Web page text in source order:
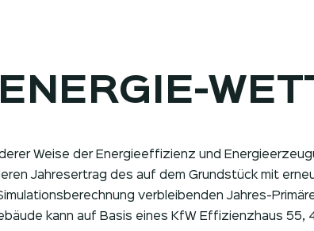
Weise der Energieeffizienz und
Jahresertrag des auf dem Grundstück mit
verbleibenden Jahres-
kann auf Basis eines KfW Effizienzhaus